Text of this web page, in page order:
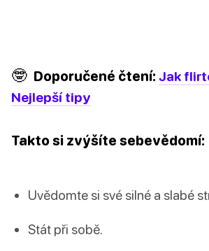
🤓 Doporučené čtení: Jak
Nejlepší tipy
Takto si zvýšíte sebevědomí:
Uvědomte si své silné a slabé
Stát při sobě.